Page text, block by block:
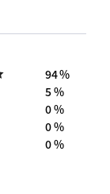
94 %
5 %
0 %
0 %
0 %